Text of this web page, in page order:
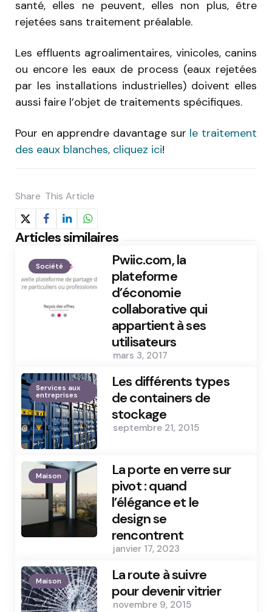
santé, elles ne peuvent, elles non plus, être
rejetées sans traitement préalable.
Les effluents agroalimentaires, vinicoles, canins
ou encore les eaux de process (eaux rejetées
par les installations industrielles) doivent elles
aussi faire l’objet de traitements spécifiques.
Pour en apprendre davantage sur le traitement
des eaux blanches, cliquez ici!
Share This Article
Articles similaires
Société
Pwiic.com, la
plateforme
d’économie
collaborative qui
appartient à ses
utilisateurs
mars 3, 2017
Services aux
entreprises
Les différents types
de containers de
stockage
septembre 21, 2015
Maison
La porte en verre sur
pivot : quand
l’élégance et le
design se
rencontrent
janvier 17, 2023
Maison
La route à suivre
pour devenir vitrier
novembre 9, 2015